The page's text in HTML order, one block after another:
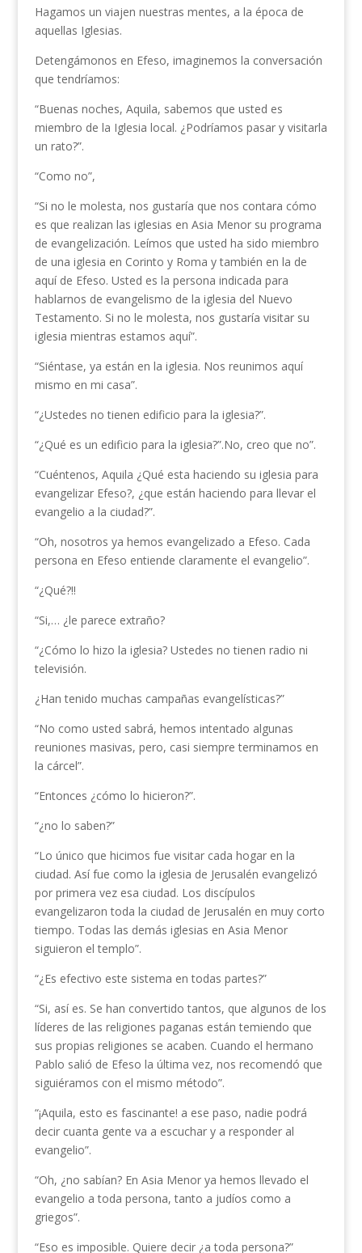
Hagamos un viajen nuestras mentes, a la época de
aquellas Iglesias.
Detengámonos en Efeso, imaginemos la conversación
que tendríamos:
“Buenas noches, Aquila, sabemos que usted es
miembro de la Iglesia local. ¿Podríamos pasar y visitarla
un rato?”.
“Como no”,
“Si no le molesta, nos gustaría que nos contara cómo
es que realizan las iglesias en Asia Menor su programa
de evangelización. Leímos que usted ha sido miembro
de una iglesia en Corinto y Roma y también en la de
aquí de Efeso. Usted es la persona indicada para
hablarnos de evangelismo de la iglesia del Nuevo
Testamento. Si no le molesta, nos gustaría visitar su
iglesia mientras estamos aquí”.
“Siéntase, ya están en la iglesia. Nos reunimos aquí
mismo en mi casa”.
“¿Ustedes no tienen edificio para la iglesia?”.
“¿Qué es un edificio para la iglesia?”.No, creo que no”.
“Cuéntenos, Aquila ¿Qué esta haciendo su iglesia para
evangelizar Efeso?, ¿que están haciendo para llevar el
evangelio a la ciudad?”.
“Oh, nosotros ya hemos evangelizado a Efeso. Cada
persona en Efeso entiende claramente el evangelio”.
“¿Qué?!!
“Si,… ¿le parece extraño?
“¿Cómo lo hizo la iglesia? Ustedes no tienen radio ni
televisión.
¿Han tenido muchas campañas evangelísticas?”
“No como usted sabrá, hemos intentado algunas
reuniones masivas, pero, casi siempre terminamos en
la cárcel”.
“Entonces ¿cómo lo hicieron?”.
“¿no lo saben?”
“Lo único que hicimos fue visitar cada hogar en la
ciudad. Así fue como la iglesia de Jerusalén evangelizó
por primera vez esa ciudad. Los discípulos
evangelizaron toda la ciudad de Jerusalén en muy corto
tiempo. Todas las demás iglesias en Asia Menor
siguieron el templo”.
“¿Es efectivo este sistema en todas partes?”
“Si, así es. Se han convertido tantos, que algunos de los
líderes de las religiones paganas están temiendo que
sus propias religiones se acaben. Cuando el hermano
Pablo salió de Efeso la última vez, nos recomendó que
siguiéramos con el mismo método”.
“¡Aquila, esto es fascinante! a ese paso, nadie podrá
decir cuanta gente va a escuchar y a responder al
evangelio”.
“Oh, ¿no sabían? En Asia Menor ya hemos llevado el
evangelio a toda persona, tanto a judíos como a
griegos”.
“Eso es imposible. Quiere decir ¿a toda persona?”